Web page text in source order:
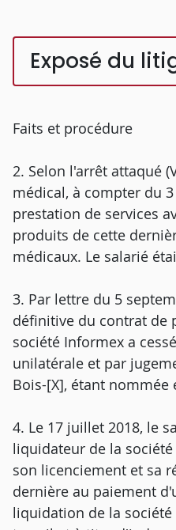
Exposé du
Faits et procédure
2. Selon l'arrêt attaqué
médical, à compter du
prestation de services
produits de cette
médicaux. Le salarié
3. Par lettre du 5
définitive du contrat de
société Informex a
unilatérale et par
Bois-[X], étant
4. Le 17 juillet 2018, le
liquidateur de la
son licenciement et sa
dernière au paiement
liquidation de la